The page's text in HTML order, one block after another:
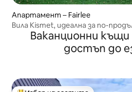
Апартамент – Fairlee
Вила Kismet, идеална за по-
Ваканционни
достъп до